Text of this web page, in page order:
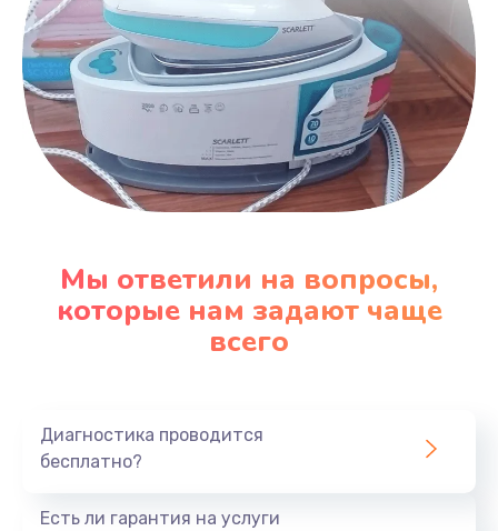
Мы ответили на вопросы,
которые нам задают чаще
всего
Диагностика проводится
бесплатно?
Есть ли гарантия на услуги